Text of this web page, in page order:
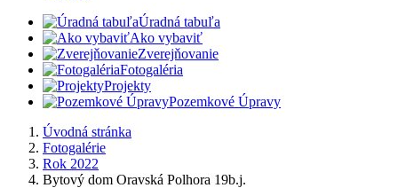
Úradná tabuľa
Ako vybaviť
Zverejňovanie
Fotogaléria
Projekty
Pozemkové Úpravy
Úvodná stránka
Fotogalérie
Rok 2022
Bytový dom Oravská Polhora 19b.j.